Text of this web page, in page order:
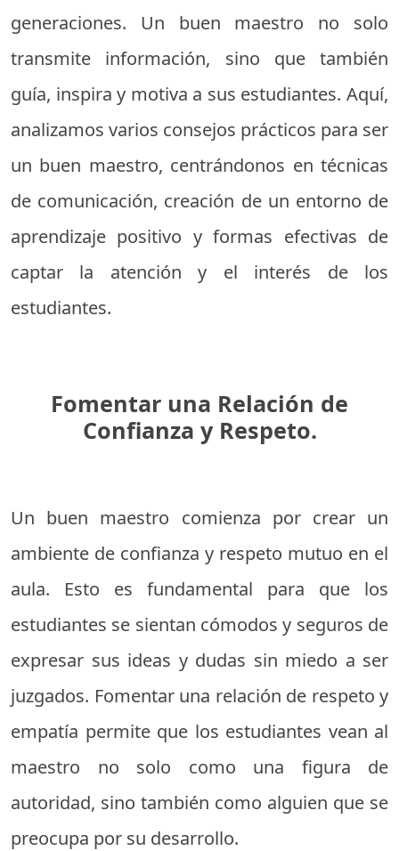
generaciones. Un buen maestro no solo
transmite información, sino que también
guía, inspira y motiva a sus estudiantes. Aquí,
analizamos varios consejos prácticos para ser
un buen maestro, centrándonos en técnicas
de comunicación, creación de un entorno de
aprendizaje positivo y formas efectivas de
captar la atención y el interés de los
estudiantes.
Fomentar una Relación de
Confianza y Respeto.
Un buen maestro comienza por crear un
ambiente de confianza y respeto mutuo en el
aula. Esto es fundamental para que los
estudiantes se sientan cómodos y seguros de
expresar sus ideas y dudas sin miedo a ser
juzgados. Fomentar una relación de respeto y
empatía permite que los estudiantes vean al
maestro no solo como una figura de
autoridad, sino también como alguien que se
preocupa por su desarrollo.